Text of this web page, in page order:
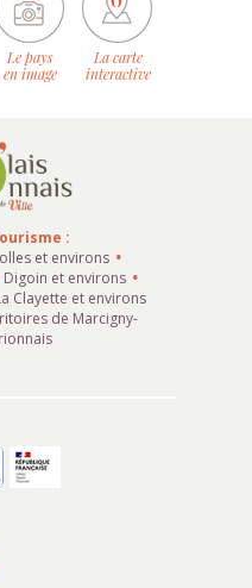
Le pays
en image
La carte
interactive
:
et environs
Digoin et environs
Clayette et environs
de Marcigny-